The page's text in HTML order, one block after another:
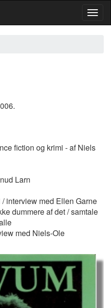
fiction og krimi - af Niels
Larn
interview med Ellen Garne
dummere af det / samtale
med Niels-Ole